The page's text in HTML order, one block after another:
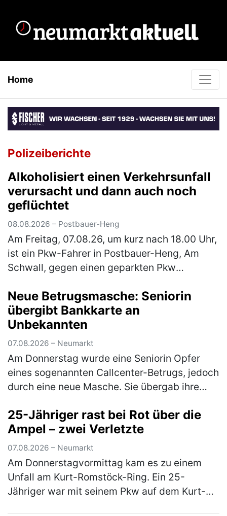
Home
Polizeiberichte
Alkoholisiert einen Verkehrsunfall
verursacht und dann auch noch
geflüchtet
08.08.2026 – Postbauer-Heng
Am Freitag, 07.08.26, um kurz nach 18.00 Uhr,
ist ein Pkw-Fahrer in Postbauer-Heng, Am
Schwall, gegen einen geparkten Pkw
o. g. Zeitpunkt stieß ein 40-jähr…(mehr)
Neue Betrugsmasche: Seniorin
übergibt Bankkarte an
Unbekannten
07.08.2026 – Neumarkt
Am Donnerstag wurde eine Seniorin Opfer
eines sogenannten Callcenter-Betrugs, jedoch
durch eine neue Masche. Sie übergab ihre
Person. Anschließend kam es zu einer…
(mehr)
25-Jähriger rast bei Rot über die
Ampel – zwei Verletzte
07.08.2026 – Neumarkt
Am Donnerstagvormittag kam es zu einem
Unfall am Kurt-Romstöck-Ring. Ein 25-
Jähriger war mit seinem Pkw auf dem Kurt-